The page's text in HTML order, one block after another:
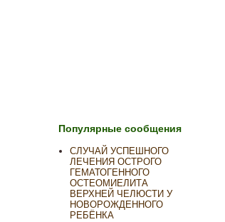
Популярные сообщения
СЛУЧАЙ УСПЕШНОГО
ЛЕЧЕНИЯ ОСТРОГО
ГЕМАТОГЕННОГО
ОСТЕОМИЕЛИТА
ВЕРХНЕЙ ЧЕЛЮСТИ У
НОВОРОЖДЕННОГО
РЕБЁНКА